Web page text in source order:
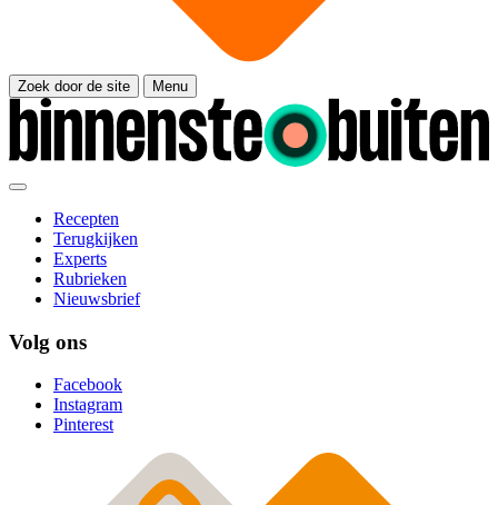
Zoek door de site Menu
Recepten
Terugkijken
Experts
Rubrieken
Nieuwsbrief
Volg ons
Facebook
Instagram
Pinterest